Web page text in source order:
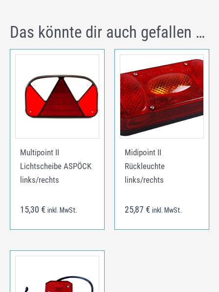
Das könnte dir auch gefallen …
Multipoint II
Lichtscheibe ASPÖCK
links/rechts
15,30 € inkl. MwSt.
Midipoint II
Rückleuchte
links/rechts
25,87 € inkl. MwSt.